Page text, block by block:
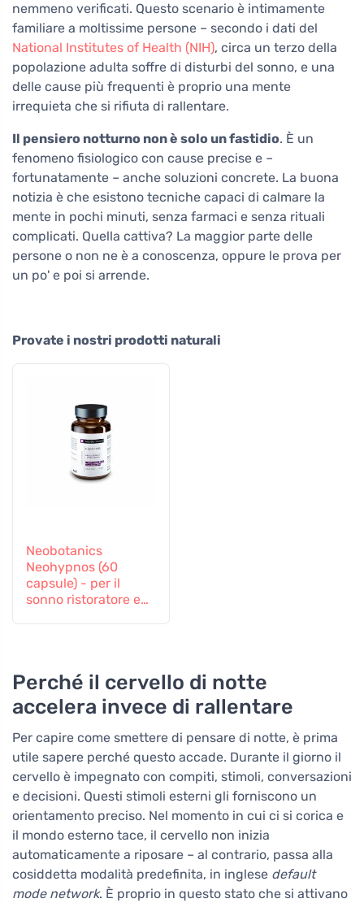
nemmeno verificati. Questo scenario è intimamente
familiare a moltissime persone – secondo i dati del
National Institutes of Health (NIH), circa un terzo della
popolazione adulta soffre di disturbi del sonno, e una
delle cause più frequenti è proprio una mente
irrequieta che si rifiuta di rallentare.
Il pensiero notturno non è solo un fastidio. È un
fenomeno fisiologico con cause precise e –
fortunatamente – anche soluzioni concrete. La buona
notizia è che esistono tecniche capaci di calmare la
mente in pochi minuti, senza farmaci e senza rituali
complicati. Quella cattiva? La maggior parte delle
persone o non ne è a conoscenza, oppure le prova per
un po' e poi si arrende.
Provate i nostri prodotti naturali
Neobotanics
Neohypnos (60
capsule) - per il
sonno ristoratore e
Perché il cervello di notte
accelera invece di rallentare
Per capire come smettere di pensare di notte, è prima
utile sapere perché questo accade. Durante il giorno il
cervello è impegnato con compiti, stimoli, conversazioni
e decisioni. Questi stimoli esterni gli forniscono un
orientamento preciso. Nel momento in cui ci si corica e
il mondo esterno tace, il cervello non inizia
automaticamente a riposare – al contrario, passa alla
cosiddetta modalità predefinita, in inglese default
mode network. È proprio in questo stato che si attivano